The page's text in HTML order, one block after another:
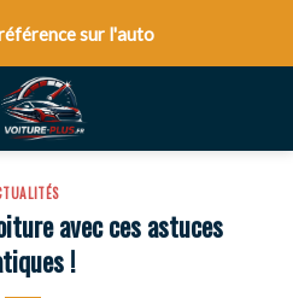
sur l'auto
avec ces astuces
!